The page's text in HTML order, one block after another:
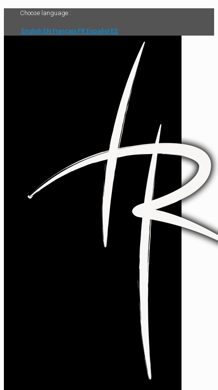
Choose language :
English EN Français FR Español ES